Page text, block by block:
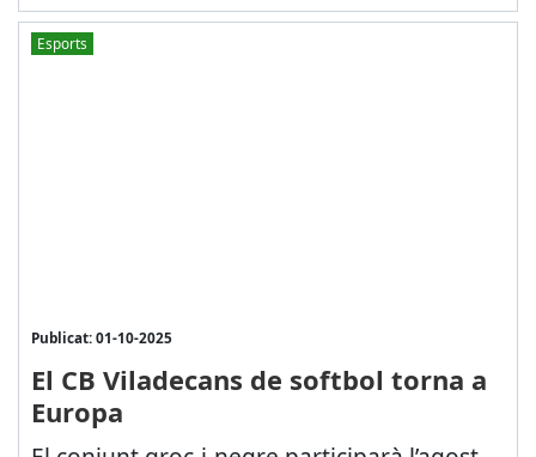
Esports
Publicat: 01-10-2025
El CB Viladecans de softbol torna a
Europa